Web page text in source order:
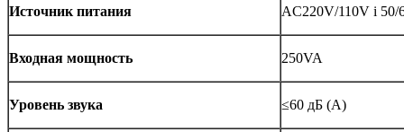
Источник питания AC220V/110V і 50/
Входная мощность 250VA
Уровень звука ≤60 дБ (A)